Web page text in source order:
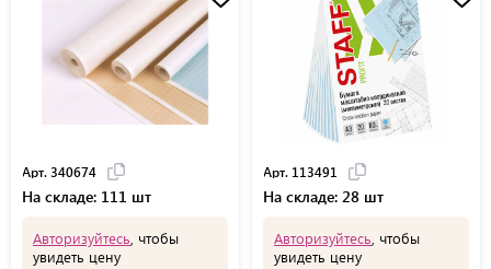
Арт. 340674
На складе: 111 шт
Авторизуйтесь , чтобы
увидеть цену
Арт. 113491
На складе: 28 шт
Авторизуйтесь , чтобы
увидеть цену